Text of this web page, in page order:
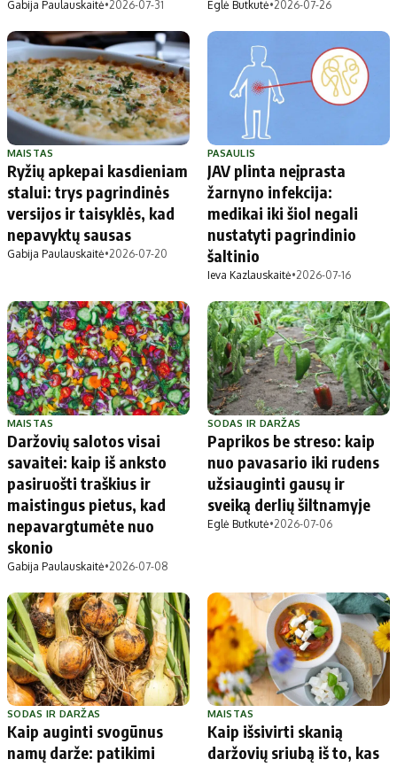
Gabija Paulauskaitė•2026-07-31 Eglė Butkutė•2026-07-26
MAISTAS
Ryžių apkepai kasdieniam
stalui: trys pagrindinės
versijos ir taisyklės, kad
nepavyktų sausas
Gabija Paulauskaitė•2026-07-20
PASAULIS
JAV plinta neįprasta
žarnyno infekcija:
medikai iki šiol negali
nustatyti pagrindinio
šaltinio
Ieva Kazlauskaitė•2026-07-16
MAISTAS
Daržovių salotos visai
savaitei: kaip iš anksto
pasiruošti traškius ir
maistingus pietus, kad
nepavargtumėte nuo
skonio
Gabija Paulauskaitė•2026-07-08
SODAS IR DARŽAS
Paprikos be streso: kaip
nuo pavasario iki rudens
užsiauginti gausų ir
sveiką derlių šiltnamyje
Eglė Butkutė•2026-07-06
SODAS IR DARŽAS
Kaip auginti svogūnus
namų darže: patikimi
MAISTAS
Kaip išsivirti skanią
daržovių sriubą iš to, kas